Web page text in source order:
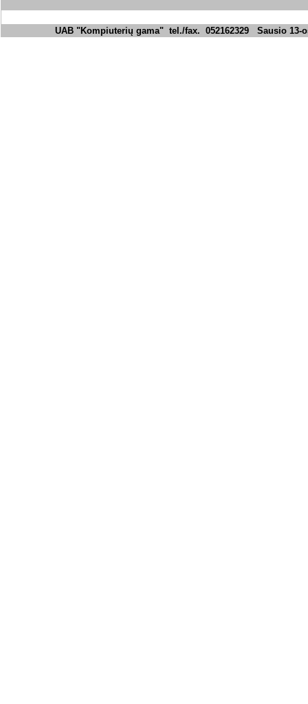
UAB "Kompiuterių gama" tel./fax. 052162329 Sausio